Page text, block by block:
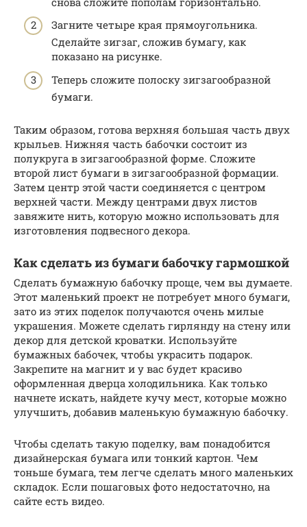
Загните четыре края прямоугольника.
Сделайте зигзаг, сложив бумагу, как
показано на рисунке.
Теперь сложите полоску зигзагообразной
бумаги.
Таким образом, готова верхняя большая часть двух
крыльев. Нижняя часть бабочки состоит из
полукруга в зигзагообразной форме. Сложите
второй лист бумаги в зигзагообразной формации.
Затем центр этой части соединяется с центром
верхней части. Между центрами двух листов
завяжите нить, которую можно использовать для
изготовления подвесного декора.
Как сделать из бумаги бабочку гармошкой
Сделать бумажную бабочку проще, чем вы думаете.
Этот маленький проект не потребует много бумаги,
зато из этих поделок получаются очень милые
украшения. Можете сделать гирлянду на стену или
декор для детской кроватки. Используйте
бумажных бабочек, чтобы украсить подарок.
Закрепите на магнит и у вас будет красиво
оформленная дверца холодильника. Как только
начнете искать, найдете кучу мест, которые можно
улучшить, добавив маленькую бумажную бабочку.
Чтобы сделать такую поделку, вам понадобится
дизайнерская бумага или тонкий картон. Чем
тоньше бумага, тем легче сделать много маленьких
складок. Если пошаговых фото недостаточно, на
сайте есть видео.